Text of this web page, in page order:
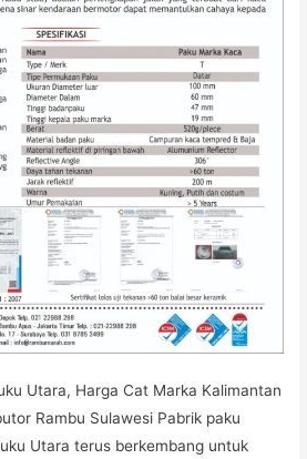
Utara, Harga Cat Marka Kalimantan
Rambu Sulawesi Pabrik paku
Utara terus berkembang untuk